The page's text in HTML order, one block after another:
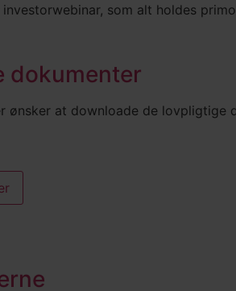
som alt holdes
dokumenter
ønsker at downloade de lovpligtige